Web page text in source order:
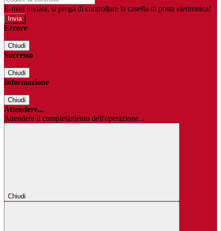
E-mail inviata, si prega di controllare la casella di posta elettronica!
Errore
Chiudi
Successo
Chiudi
Informazione
Chiudi
Attendere...
Attendere il completamento dell'operazione...
Chiudi